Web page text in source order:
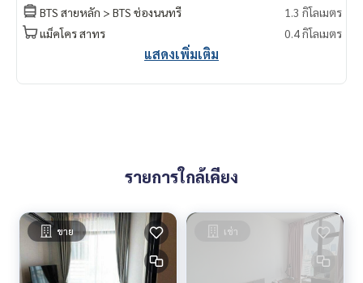
BTS สายหลัก > BTS ช่องนนทรี
1.3 กิโลเมตร
แม็คโคร สาทร
0.4 กิโลเมตร
แสดงเพิ่มเติม
รายการใกล้เคียง
ขาย เช่า